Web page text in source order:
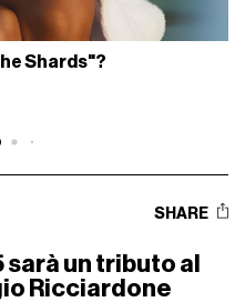
Shards"?
SHARE
un tributo al
Ricciardone